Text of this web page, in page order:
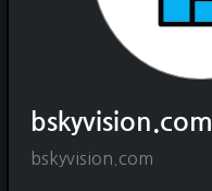
bskyvision.com
bskyvision.com
matlab
C, C++(22)
(88)
(80)
Elasticsearch
vscode